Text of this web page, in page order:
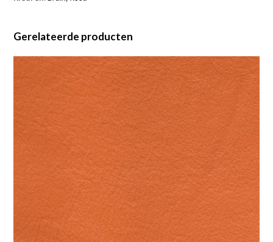
Gerelateerde producten